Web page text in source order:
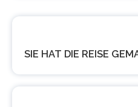
SIE HAT DIE REISE